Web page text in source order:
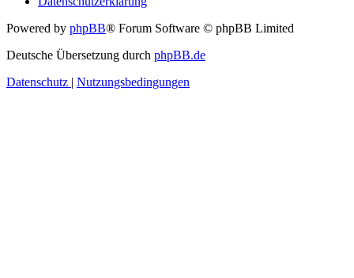
Powered by phpBB® Forum Software © phpBB Limited
Deutsche Übersetzung durch phpBB.de
Datenschutz | Nutzungsbedingungen